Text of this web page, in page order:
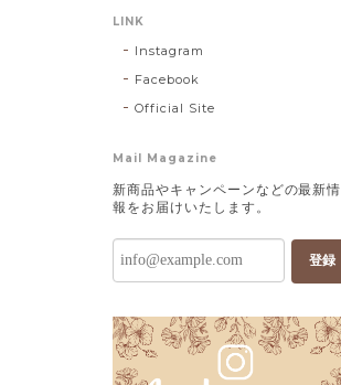
LINK
Instagram
Facebook
Official Site
Mail Magazine
新商品やキャンペーンなどの最新情
報をお届けいたします。
登録